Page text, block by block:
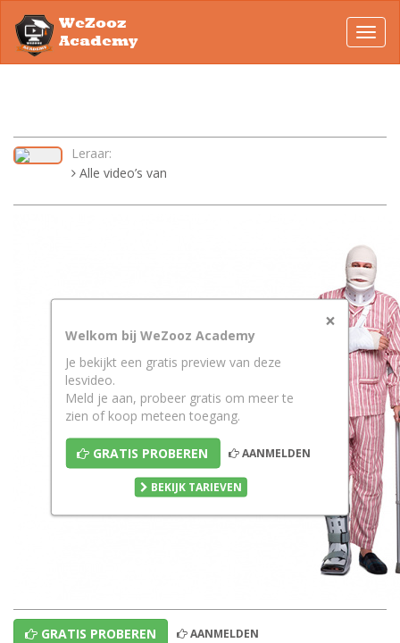
WeZooz
Academy
Leraar:
Alle video’s van
×
Welkom bij WeZooz Academy
Je bekijkt een gratis preview van deze
lesvideo.
Meld je aan, probeer gratis om meer te
zien of koop meteen toegang.
GRATIS PROBEREN AANMELDEN
BEKIJK TARIEVEN
GRATIS PROBEREN AANMELDEN